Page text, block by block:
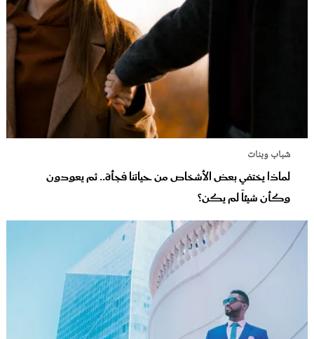
شباب وبنات
لماذا يختفي بعض الأشخاص من حياتنا فجأة.. ثم يعودون
وكأن شيئاً لم يكن؟